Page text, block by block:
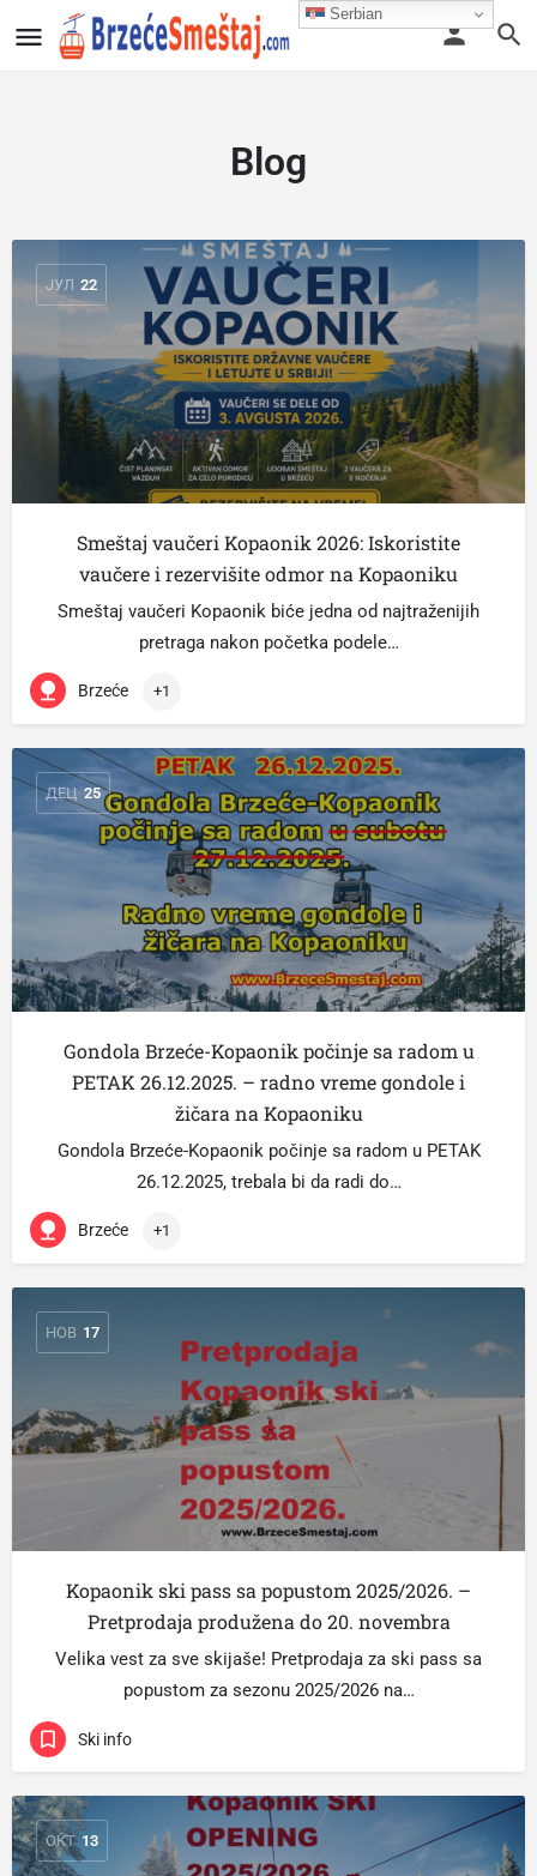
Blog
ЈУЛ 22
Smeštaj vaučeri Kopaonik 2026: Iskoristite
vaučere i rezervišite odmor na Kopaoniku
Smeštaj vaučeri Kopaonik biće jedna od najtraženijih
pretraga nakon početka podele…
Brzeće +1
ДЕЦ 25
Gondola Brzeće-Kopaonik počinje sa radom u
PETAK 26.12.2025. – radno vreme gondole i
žičara na Kopaoniku
Gondola Brzeće-Kopaonik počinje sa radom u PETAK
26.12.2025, trebala bi da radi do…
Brzeće +1
НОВ 17
Kopaonik ski pass sa popustom 2025/2026. –
Pretprodaja produžena do 20. novembra
Velika vest za sve skijaše! Pretprodaja za ski pass sa
popustom za sezonu 2025/2026 na…
Ski info
ОКТ 13
Serbian